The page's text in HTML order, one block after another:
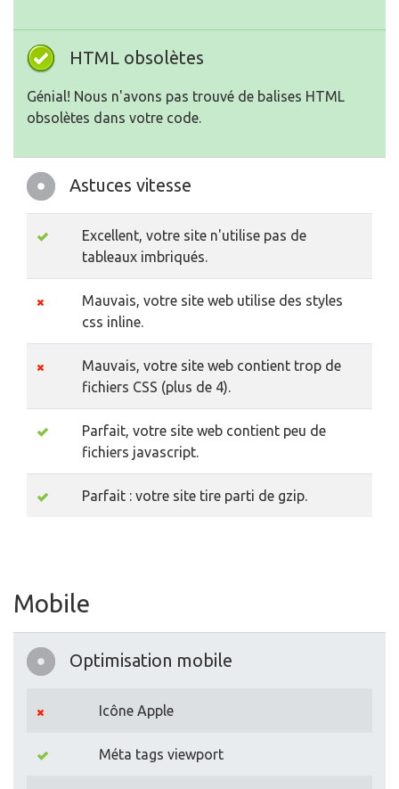
HTML obsolètes
Génial! Nous n'avons pas trouvé de balises HTML
obsolètes dans votre code.
Astuces vitesse
Excellent, votre site n'utilise pas de
tableaux imbriqués.
Mauvais, votre site web utilise des styles
css inline.
Mauvais, votre site web contient trop de
fichiers CSS (plus de 4).
Parfait, votre site web contient peu de
fichiers javascript.
Parfait : votre site tire parti de gzip.
Mobile
Optimisation mobile
Icône Apple
Méta tags viewport